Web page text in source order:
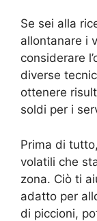
Se sei alla
allontanare i
considerare
diverse
ottenere
soldi per i
Prima di
volatili che
zona. Ciò ti
adatto per
di piccioni,